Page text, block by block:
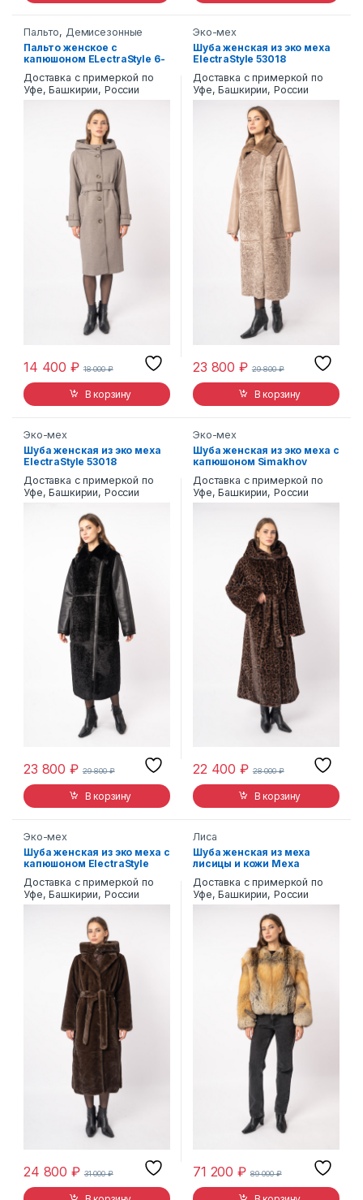
Пальто, Демисезонные
Пальто женское с
капюшоном ELectraStyle 6-
Доставка с примеркой по
Уфе, Башкирии, России
14 400₽ 18 000₽
В корзину
Эко-мех
Шуба женская из эко меха
ElectraStyle 53018
Доставка с примеркой по
Уфе, Башкирии, России
23 800₽ 29 800₽
В корзину
Эко-мех
Шуба женская из эко меха
ElectraStyle 53018
Доставка с примеркой по
Уфе, Башкирии, России
23 800₽ 29 800₽
В корзину
Эко-мех
Шуба женская из эко меха с
капюшоном Simakhov
Доставка с примеркой по
Уфе, Башкирии, России
22 400₽ 28 000₽
В корзину
Эко-мех
Шуба женская из эко меха с
капюшоном ElectraStyle
Доставка с примеркой по
Уфе, Башкирии, России
24 800₽ 31 000₽
Лиса
Шуба женская из меха
лисицы и кожи Меха
Доставка с примеркой по
Уфе, Башкирии, России
71 200₽ 89 000₽